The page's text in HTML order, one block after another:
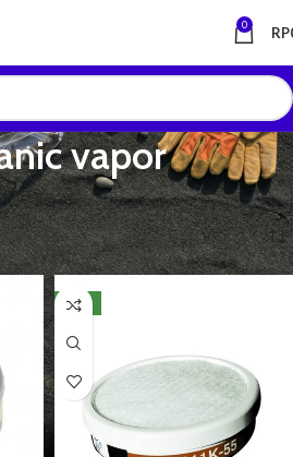
0 RP
vapor
vapor” Menampilkan semua 2 hasil
NEW